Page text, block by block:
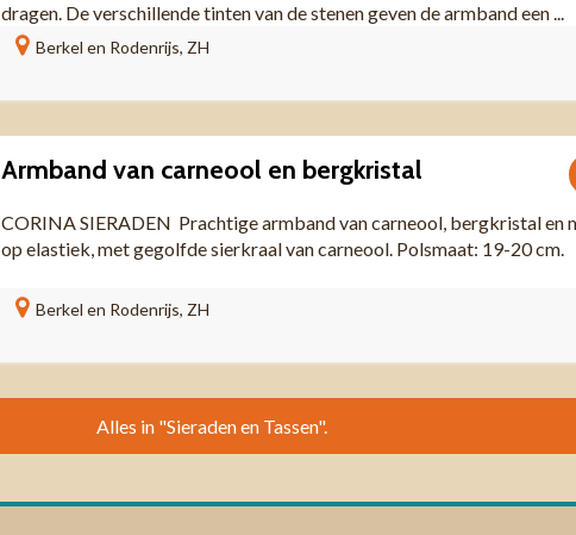
dragen. De verschillende tinten van de stenen geven de armband een ...
Berkel en Rodenrijs, ZH
Armband van carneool en bergkristal
CORINA SIERADEN Prachtige armband van carneool, bergkristal en
op elastiek, met gegolfde sierkraal van carneool. Polsmaat: 19-20 cm.
Berkel en Rodenrijs, ZH
Alles in "Sieraden en Tassen".